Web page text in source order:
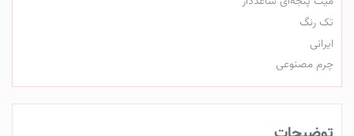
تک رنگ
ایرانی
چرم مصنوعی